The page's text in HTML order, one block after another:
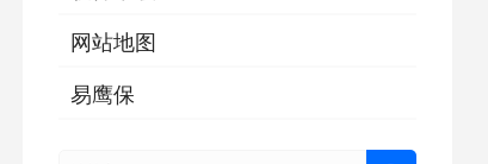
网站地图
易鹰保